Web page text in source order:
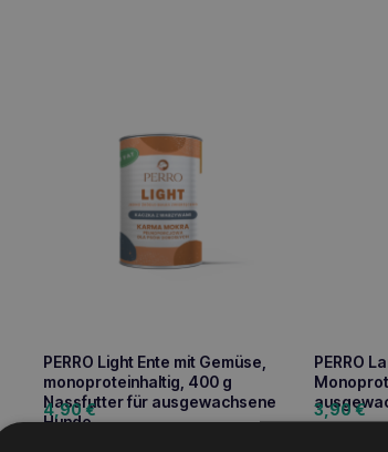
PERRO Light Ente mit Gemüse,
monoproteinhaltig, 400 g
Nassfutter für ausgewachsene
Hunde
4,90€
PERRO
3,90€